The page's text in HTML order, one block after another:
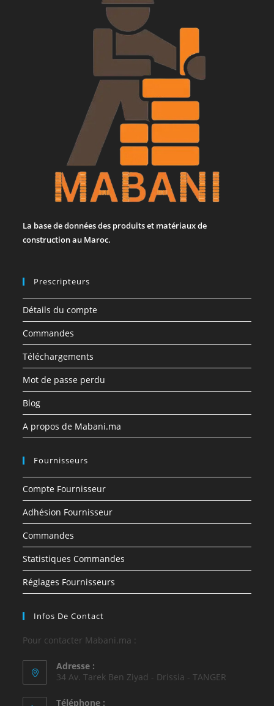
La base de données des produits et matériaux de
construction au Maroc.
Prescripteurs
Détails du compte
Commandes
Téléchargements
Mot de passe perdu
Blog
A propos de Mabani.ma
Fournisseurs
Compte Fournisseur
Adhésion Fournisseur
Commandes
Statistiques Commandes
Réglages Fournisseurs
Infos De Contact
Pour contacter Mabani.ma :
Adresse :
34 Av. Tarek Ben Ziyad - Drissia - TANGER
Téléphone :